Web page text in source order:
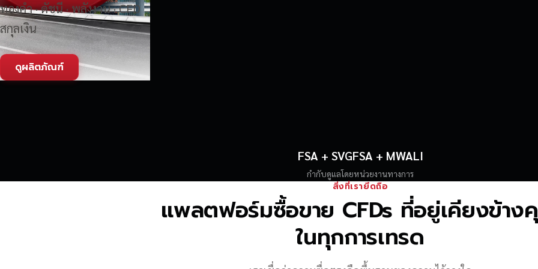
ทองคำ · ดัชนี · พลังงาน · CFD
สกุลเงิน
ดูผลิตภัณฑ์
FSA + SVGFSA + MWALI
กำกับดูแลโดยหน่วยงานทางการ
สิ่งที่เรายึดถือ
แพลตฟอร์มซื้อขาย CFDs ที่อยู่เคียงข้า
ในทุกการเทรด